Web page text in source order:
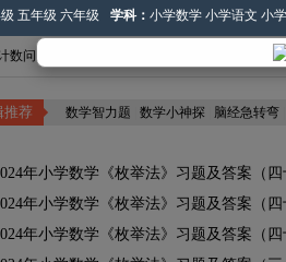
五年级 六年级 学科： 小学数学 小学语文 小
数问题
推荐 数学智力题 数学小神探 脑经急转弯
年小学数学《枚举法》习题及答案（
年小学数学《枚举法》习题及答案（
年小学数学《枚举法》习题及答案（四